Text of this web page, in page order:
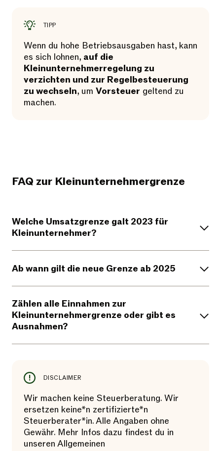
TIPP
Wenn du hohe Betriebsausgaben hast, kann
es sich lohnen, auf die
Kleinunternehmerregelung zu
verzichten und zur Regelbesteuerung
zu wechseln, um Vorsteuer geltend zu
machen.
FAQ zur Kleinunternehmergrenze
Welche Umsatzgrenze galt 2023 für
Kleinunternehmer?
Ab wann gilt die neue Grenze ab 2025
Zählen alle Einnahmen zur
Kleinunternehmergrenze oder gibt es
Ausnahmen?
DISCLAIMER
Wir machen keine Steuerberatung. Wir
ersetzen keine*n zertifizierte*n
Steuerberater*in. Alle Angaben ohne
Gewähr. Mehr Infos dazu findest du in
unseren Allgemeinen